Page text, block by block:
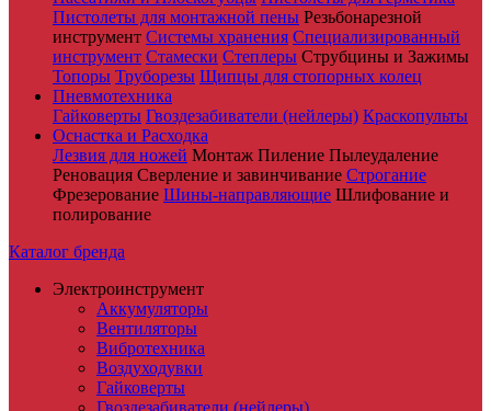
Пистолеты для монтажной пены Резьбонарезной
инструмент Системы хранения Специализированный
инструмент Стамески Степлеры Струбцины и Зажимы
Топоры Труборезы Щипцы для стопорных колец
Пневмотехника
Гайковерты Гвоздезабиватели (нейлеры) Краскопульты
Оснастка и Расходка
Лезвия для ножей Монтаж Пиление Пылеудаление
Реновация Сверление и завинчивание Строгание
Фрезерование Шины-направляющие Шлифование и
полирование
Каталог бренда
Электроинструмент
Аккумуляторы
Вентиляторы
Вибротехника
Воздуходувки
Гайковерты
Гвоздезабиватели (нейлеры)